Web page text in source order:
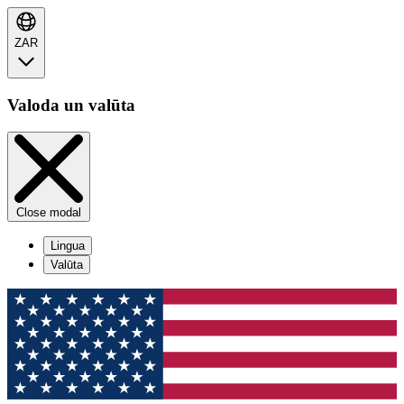
ZAR
Valoda un valūta
Close modal
Lingua
Valūta